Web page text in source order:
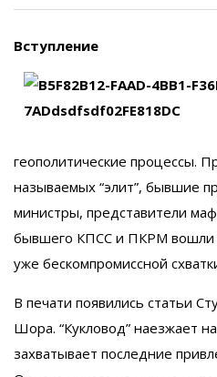
Вступление
геополитические процессы.
называемых “элит”, бывшие
министры, представители
бывшего КПСС и ПКРМ вошли
уже бескомпромиссной
В печати появились статьи
Шора. “Кукловод” наезжает
захватывает последние